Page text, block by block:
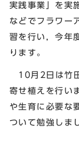
実践事業」を実
などでフラワー
習を行い，今年
ります。
10月2日は竹
寄せ植えを行い
や生育に必要な
ついて勉強しま